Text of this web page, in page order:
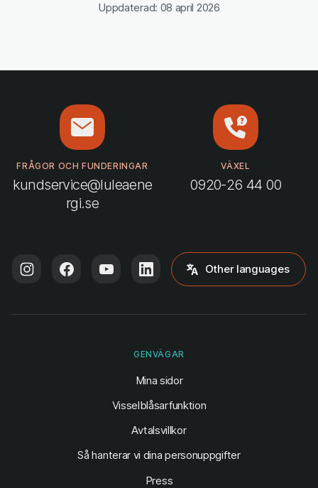
Uppdaterad: 08 april 2026
FRÅGOR OCH FUNDERINGAR
kundservice@luleaene
rgi.se
VÄXEL
0920-26 44 00
Other languages
GENVÄGAR
Mina sidor(öppnas i ny flik)
Visselblåsarfunktion
Avtalsvillkor
Så hanterar vi dina personuppgifter
Press